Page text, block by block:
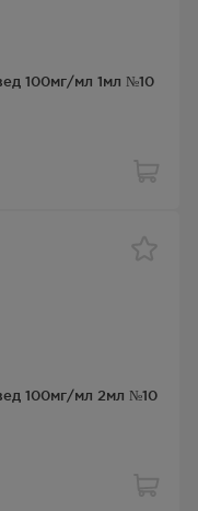
100мг/мл 1мл №10
100мг/мл 2мл №10